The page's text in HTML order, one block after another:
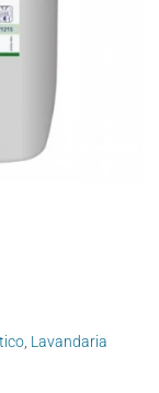
Lavandaria